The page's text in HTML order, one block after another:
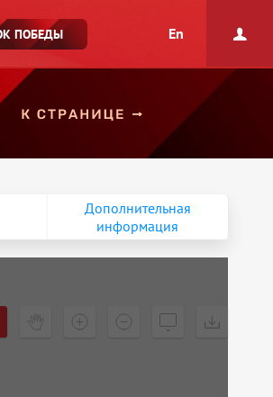
ПОБЕДЫ En
Дополнительная
информация